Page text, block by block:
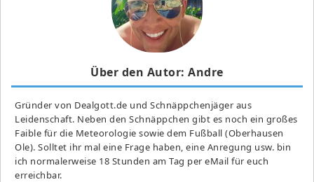
Über den Autor: Andre
Gründer von Dealgott.de und Schnäppchenjäger aus
Leidenschaft. Neben den Schnäppchen gibt es noch ein großes
Fai­ble für die Meteorologie sowie dem Fußball (Oberhausen
Ole). Solltet ihr mal eine Frage haben, eine Anregung usw. bin
ich normalerweise 18 Stunden am Tag per eMail für euch
erreichbar.